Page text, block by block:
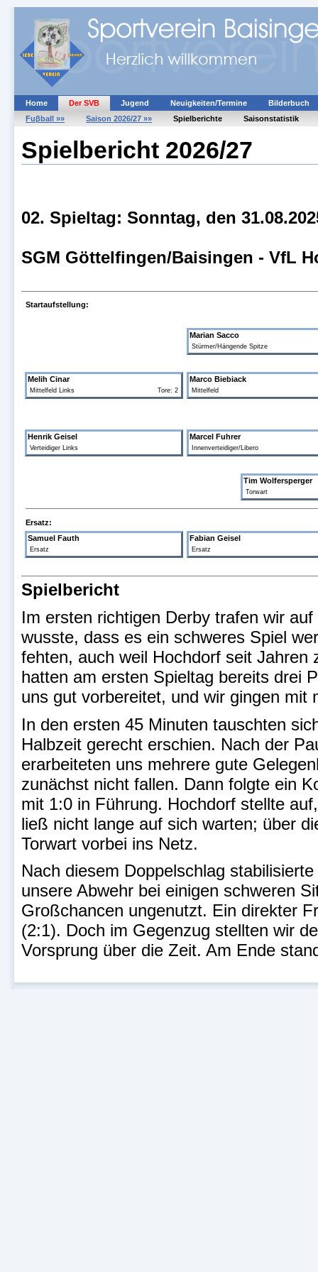
Home Der SVB Jugend Neuigkeiten/Termine
Bilderbuch
Fuβball »»
Saison 2026/27 »» Spielberichte Saisonstatistik
Spielbericht 2026/27
02. Spieltag: Sonntag, den
SGM Göttelfingen/Baisingen - VfL
Startaufstellung:
Marian Sacco
Stürmer/Hängende Spitze
Melih Cinar
Mittelfeld Links Tore: 2
Marco Biebiack
Mittelfeld
Henrik Geisel
Verteidiger Links
Marcel Fuhrer
Innenverteidiger/Libero
Tim Wolfersperger
Torwart
Ersatz:
Samuel Fauth
Ersatz
Fabian Geisel
Ersatz
Spielbericht
Im ersten richtigen Derby trafen wir
wusste, dass es ein schweres Spiel
fehten, auch weil Hochdorf seit
hatten am ersten Spieltag bereits drei
uns gut vorbereitet, und wir gingen
In den ersten 45 Minuten tauschten
Halbzeit gerecht erschien. Nach der
erarbeiteten uns mehrere gute
zunächst nicht fallen. Dann folgte ein
mit 1:0 in Führung. Hochdorf stellte
ließ nicht lange auf sich warten; über
Torwart vorbei ins Netz.
Nach diesem Doppelschlag
unsere Abwehr bei einigen schweren
Großchancen ungenutzt. Ein direkter
(2:1). Doch im Gegenzug stellten wir
Vorsprung über die Zeit. Am Ende